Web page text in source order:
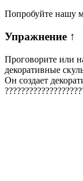
Попробуйте нашу
Упражнение ↑
Проговорите или
декоративные
Он создает
???????????????????